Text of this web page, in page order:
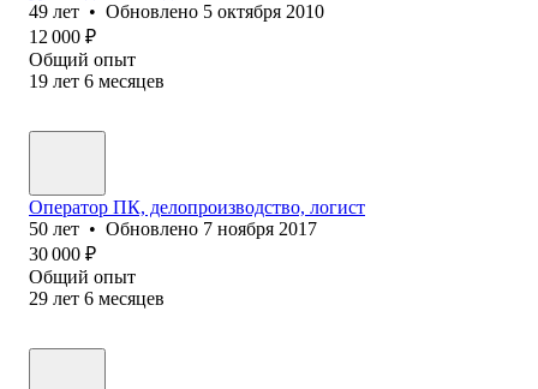
49 лет • Обновлено 5 октября 2010
12 000 ₽
Общий опыт
19 лет 6 месяцев
Оператор ПК, делопроизводство, логист
50 лет • Обновлено 7 ноября 2017
30 000 ₽
Общий опыт
29 лет 6 месяцев